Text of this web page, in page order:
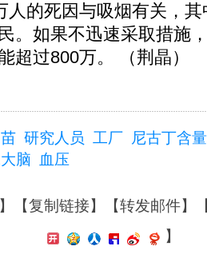
人的死因与吸烟有关，
。如果不迅速采取措施
超过800万。 （荆晶）
研究人员 工厂
尼古丁含量
脑 血压
】【复制链接】【转发邮件】
】